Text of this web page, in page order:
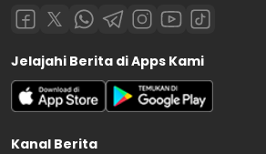
Jelajahi Berita di Apps Kami
Kanal Berita